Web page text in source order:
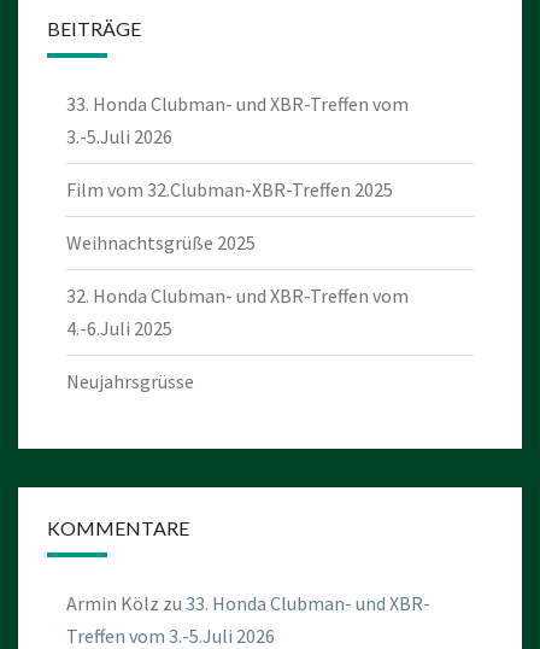
BEITRÄGE
33. Honda Clubman- und XBR-Treffen vom
3.-5.Juli 2026
Film vom 32.Clubman-XBR-Treffen 2025
Weihnachtsgrüße 2025
32. Honda Clubman- und XBR-Treffen vom
4.-6.Juli 2025
Neujahrsgrüsse
KOMMENTARE
Armin Kölz zu 33. Honda Clubman- und XBR-
Treffen vom 3.-5.Juli 2026